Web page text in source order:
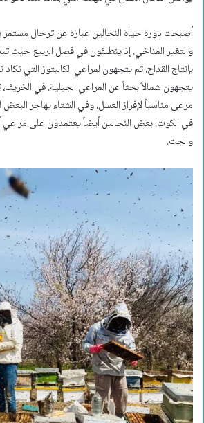
أصبحت دورة حياة النحالين عبارة عن ترحال مستمر
والتغير المناخي. إذ ينطلقون في فصل الربيع حيث
بإنتاج القداح، ثم يتجهون لمراعي الكالبتوز التي
يتجهون شمالاً بحثاً عن المراعي الجبلية. في
مرعى مناسباً لإفراز العسل، وفي الشتاء يهاجر البعض
في الكوت. بعض النحالين أيضاً يعتمدون على مراعي
والجت.